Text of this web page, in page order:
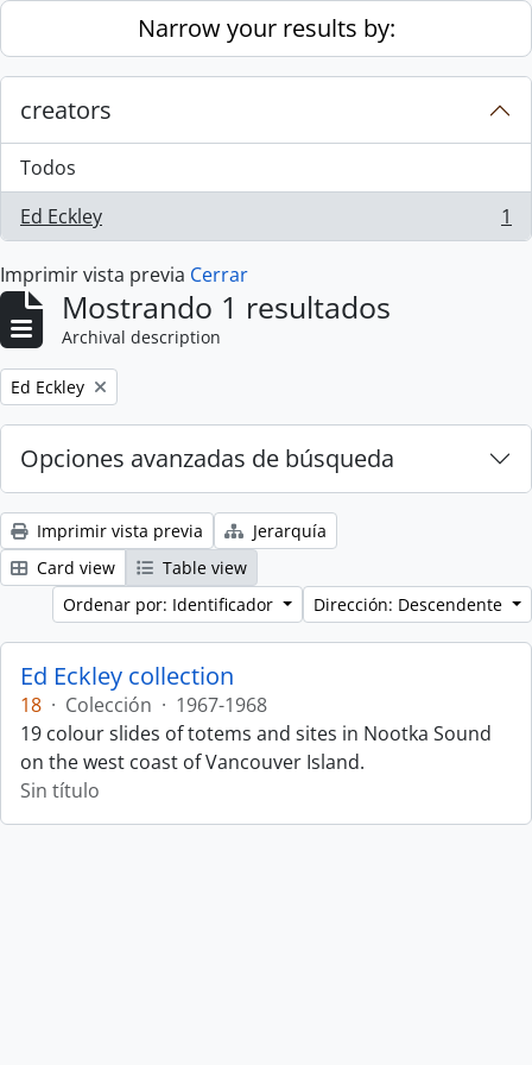
Skip to main contentNarrow your results by:
creators
Todos
Ed Eckley
, 1 resultados 1
Imprimir vista previa Cerrar
Mostrando 1 resultados
Archival description
Remove filter:
Ed Eckley
Opciones avanzadas de búsqueda
Imprimir vista previa
Jerarquía
Card view
Table view
Ordenar por: Identificador
Dirección: Descendente
Ed Eckley collection
18 · Colección · 1967-1968
19 colour slides of totems and sites in Nootka Sound
on the west coast of Vancouver Island.
Sin título